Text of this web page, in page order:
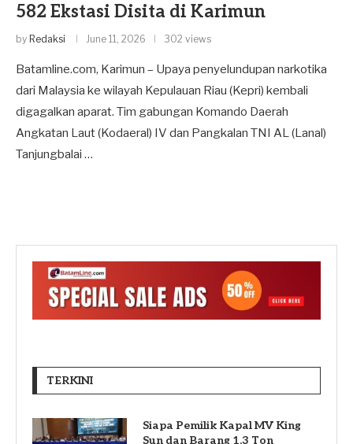
582 Ekstasi Disita di Karimun
by Redaksi June 11, 2026 302 views
Batamline.com, Karimun – Upaya penyelundupan narkotika
dari Malaysia ke wilayah Kepulauan Riau (Kepri) kembali
digagalkan aparat. Tim gabungan Komando Daerah
Angkatan Laut (Kodaeral) IV dan Pangkalan TNI AL (Lanal)
Tanjungbalai …
TERKINI
Siapa Pemilik Kapal MV King
Sun dan Barang 1,3 Ton